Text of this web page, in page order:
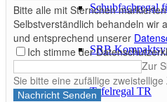
Schubfachregal
SRB
Tafelregal TR
Bitte alle mit Sternchen
Selbstverständlich behandeln wir
und entsprechend unserer
Ich stimme der
Zur
Sie bitte eine zufällige
Nachricht Senden